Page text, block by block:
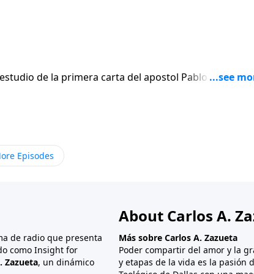
de la primera carta del apostol Pablo a los
siendo el punto mas apasionado de toda su carta.
Episodes
de radio que presenta
como Insight for
Zazueta, un dinámico
About Carlos A.
Más sobre Carlos A. Zazueta
Poder compartir del amor y la
y etapas de la vida es la pasión